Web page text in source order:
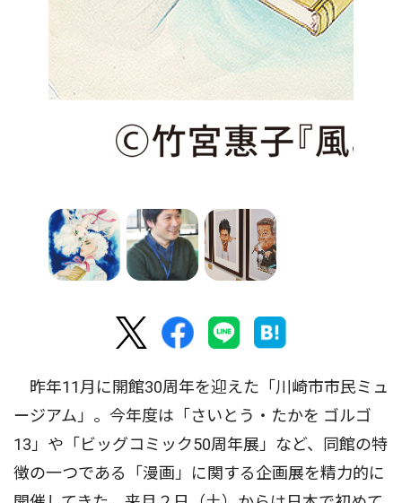
昨年11月に開館30周年を迎えた「川崎市市民ミュ
ージアム」。今年度は「さいとう・たかを ゴルゴ
13」や「ビッグコミック50周年展」など、同館の特
徴の一つである「漫画」に関する企画展を精力的に